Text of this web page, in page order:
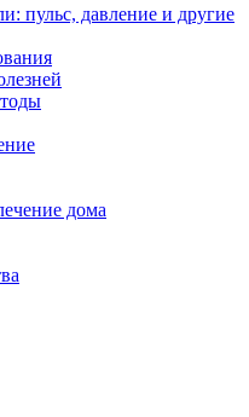
пульс, давление и другие
дома